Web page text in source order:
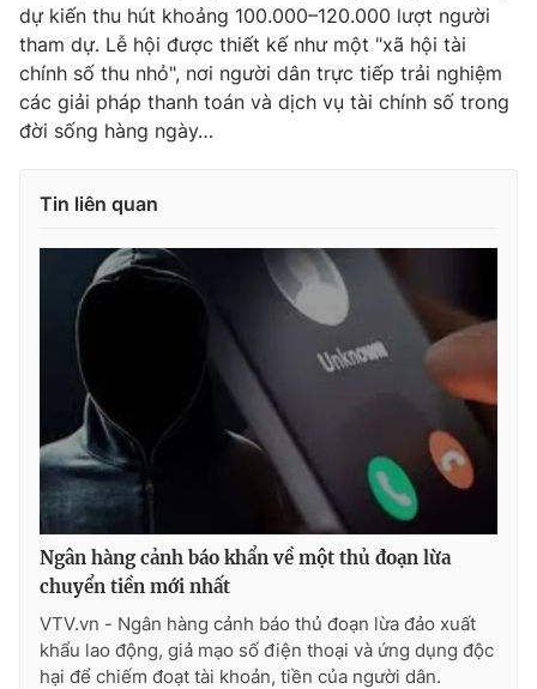
dự kiến thu hút khoảng 100.000–120.000 lượt người
tham dự. Lễ hội được thiết kế như một "xã hội tài
chính số thu nhỏ", nơi người dân trực tiếp trải nghiệm
các giải pháp thanh toán và dịch vụ tài chính số trong
đời sống hàng ngày…
Tin liên quan
Ngân hàng cảnh báo khẩn về một thủ đoạn lừa
chuyển tiền mới nhất
VTV.vn - Ngân hàng cảnh báo thủ đoạn lừa đảo xuất
khẩu lao động, giả mạo số điện thoại và ứng dụng độc
hại để chiếm đoạt tài khoản, tiền của người dân.